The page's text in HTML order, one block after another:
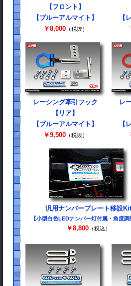
【フロント】
【ブルーアルマイト】
￥8,000（税抜）
【
レーシング牽引フック
【リア】
【ブルーアルマイト】
￥9,500（税抜）
レ
【
汎用ナンバープレート移設Kit
【小型白色LEDナンバー灯付属・角度調
￥8,800 （税込）